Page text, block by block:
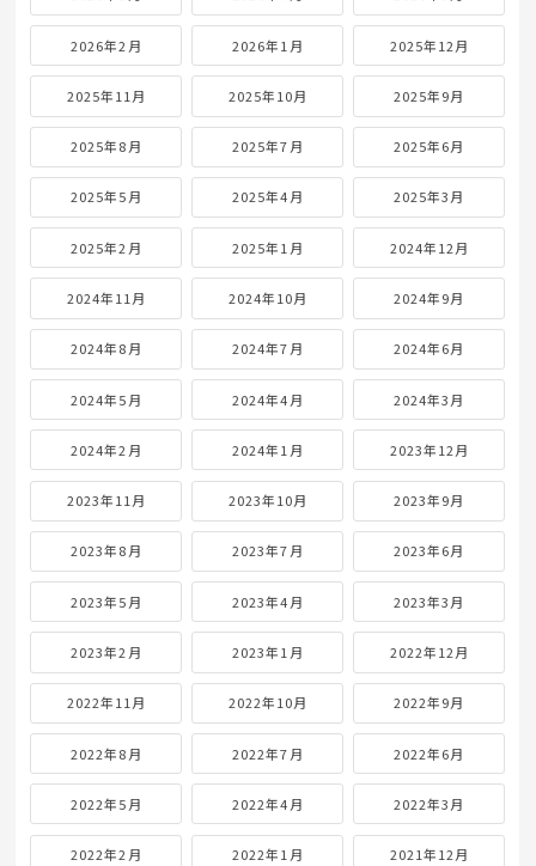
2026年2月 2026年1月 2025年12月
2025年11月 2025年10月 2025年9月
2025年8月 2025年7月 2025年6月
2025年5月 2025年4月 2025年3月
2025年2月 2025年1月 2024年12月
2024年11月 2024年10月 2024年9月
2024年8月 2024年7月 2024年6月
2024年5月 2024年4月 2024年3月
2024年2月 2024年1月 2023年12月
2023年11月 2023年10月 2023年9月
2023年8月 2023年7月 2023年6月
2023年5月 2023年4月 2023年3月
2023年2月 2023年1月 2022年12月
2022年11月 2022年10月 2022年9月
2022年8月 2022年7月 2022年6月
2022年5月 2022年4月 2022年3月
2022年2月 2022年1月 2021年12月